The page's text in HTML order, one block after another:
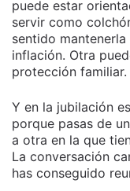
puede estar
servir como
sentido
inflación. Otra
protección familiar.
Y en la jubilación
porque pasas de
a otra en la que
La conversación
has conseguido